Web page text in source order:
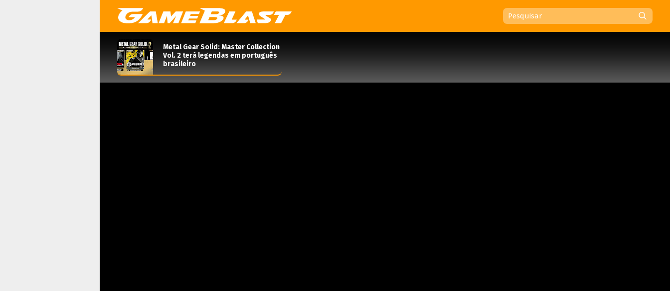
Metal Gear Solid: Master Collection
Vol. 2 terá legendas em português
brasileiro